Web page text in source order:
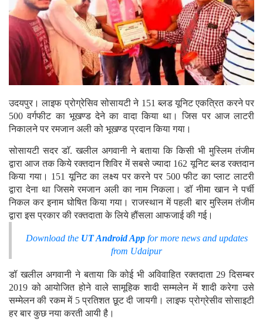
उदयपुर। लाइफ प्रोग्रेसिव सोसायटी ने 151 ब्लड यूनिट एकत्रित करने पर
500 वर्गफीट का भूखण्ड देने का वादा किया था। जिस पर आज लाटरी
निकालने पर रमजान अली को भूखण्ड प्रदान किया गया।
सोसायटी सदर डाॅ. खलील अगवानी ने बताया कि किसी भी मुस्लिम तंजीम
द्वारा आज तक किये रक्तदान शिविर में सबसे ज्यादा 162 यूनिट ब्लड रक्तदान
किया गया। 151 यूनिट का लक्ष्य पर करने पर 500 फीट का प्लाट लाटरी
द्वारा देना था जिसमे रमजान अली का नाम निकला। डॉ नीमा खान ने पर्ची
निकल कर इनाम घोषित किया गया। राजस्थान में पहली बार मुस्लिम तंजीम
द्वारा इस प्रकार की रक्तदाता के लिये हौंसला आफजाई की गई।
Download the UT Android Appfor more news and updates
from Udaipur
डॉ खलील अगवानी ने बताया कि कोई भी अविवाहित रक्तदाता 29 दिसम्बर
2019 को आयोजित होने वाले सामूहिक शादी सम्मलेन में शादी करेगा उसे
सम्मेलन की रकम में 5 प्रतिशत छूट दी जायगी। लाइफ प्रोग्रेसीव सोसाइटी
हर बार कुछ नया करती आयी है।